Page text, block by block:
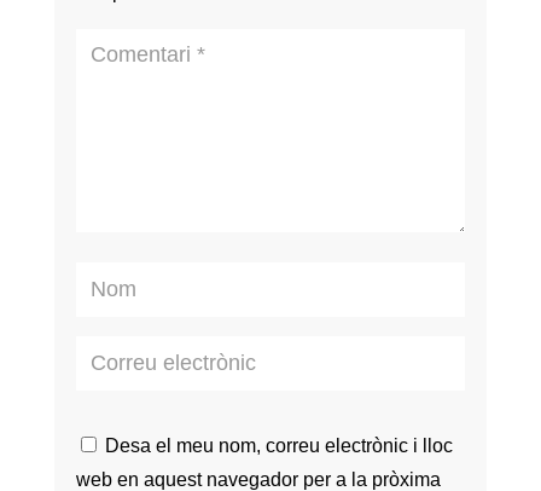
Desa el meu nom, correu electrònic i lloc
web en aquest navegador per a la pròxima